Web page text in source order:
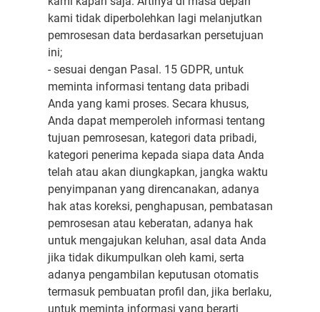
kami tidak diperbolehkan lagi melanjutkan
pemrosesan data berdasarkan persetujuan
ini;
- sesuai dengan Pasal. 15 GDPR, untuk
meminta informasi tentang data pribadi
Anda yang kami proses. Secara khusus,
Anda dapat memperoleh informasi tentang
tujuan pemrosesan, kategori data pribadi,
kategori penerima kepada siapa data Anda
telah atau akan diungkapkan, jangka waktu
penyimpanan yang direncanakan, adanya
hak atas koreksi, penghapusan, pembatasan
pemrosesan atau keberatan, adanya hak
untuk mengajukan keluhan, asal data Anda
jika tidak dikumpulkan oleh kami, serta
adanya pengambilan keputusan otomatis
termasuk pembuatan profil dan, jika berlaku,
untuk meminta informasi yang berarti